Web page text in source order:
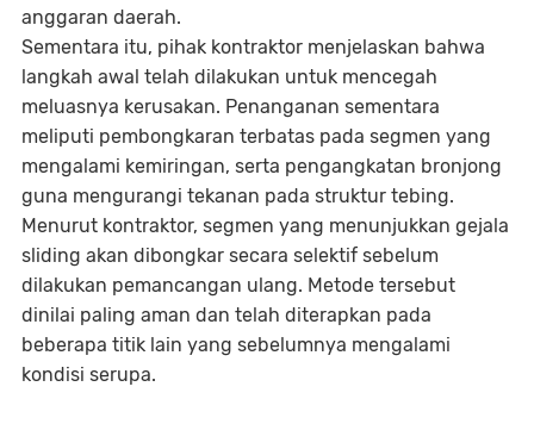
anggaran daerah.
Sementara itu, pihak kontraktor menjelaskan bahwa
langkah awal telah dilakukan untuk mencegah
meluasnya kerusakan. Penanganan sementara
meliputi pembongkaran terbatas pada segmen yang
mengalami kemiringan, serta pengangkatan bronjong
guna mengurangi tekanan pada struktur tebing.
Menurut kontraktor, segmen yang menunjukkan gejala
sliding akan dibongkar secara selektif sebelum
dilakukan pemancangan ulang. Metode tersebut
dinilai paling aman dan telah diterapkan pada
beberapa titik lain yang sebelumnya mengalami
kondisi serupa.